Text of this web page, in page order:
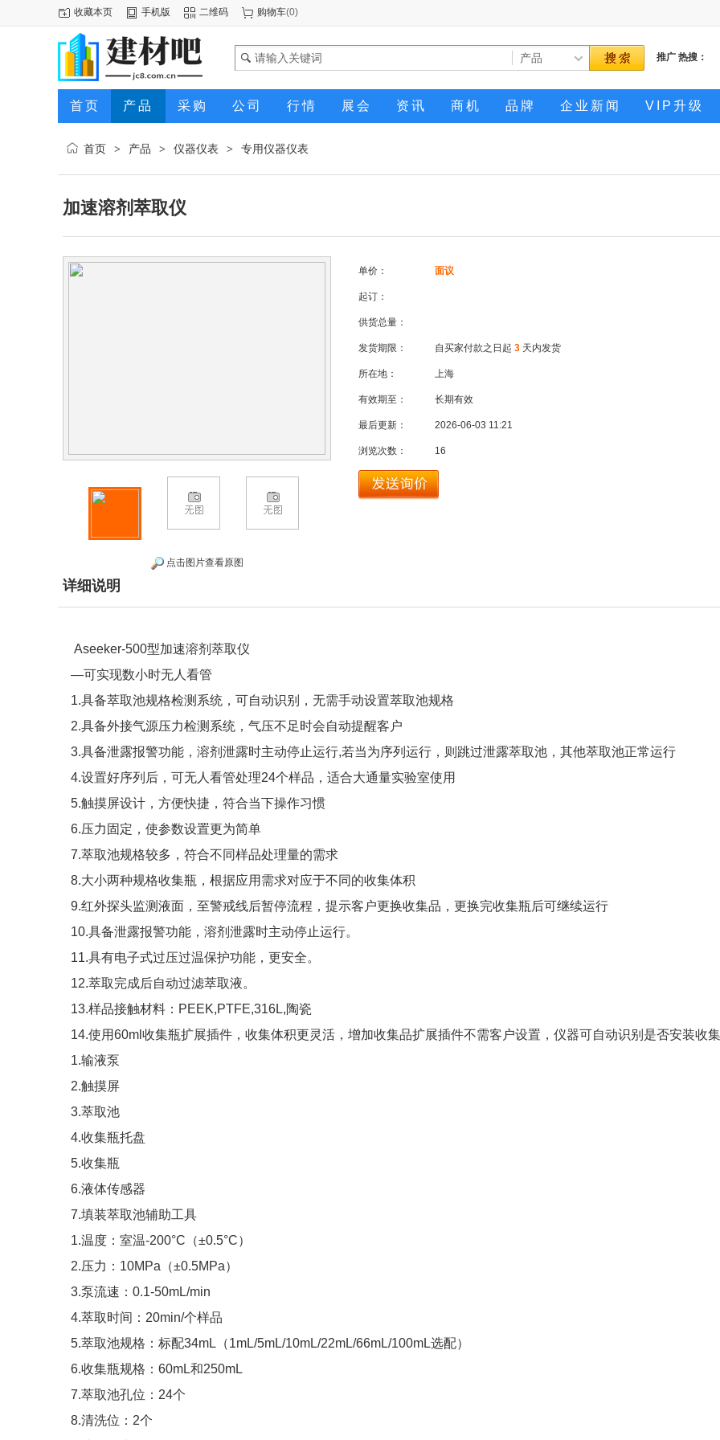
收藏本页 手机版 二维码 购物车(0)
推广 热搜：
首页 产品 采购 公司 行情 展会 资讯 商机 品牌 企业新闻 VIP升级
首页 > 产品 > 仪器仪表 > 专用仪器仪表
加速溶剂萃取仪
点击图片查看原图
单价： 面议
起订：
供货总量：
发货期限： 自买家付款之日起 3 天内发货
所在地： 上海
有效期至： 长期有效
最后更新： 2026-06-03 11:21
浏览次数： 16
详细说明
Aseeker-500型加速溶剂萃取仪
—可实现数小时无人看管
1.具备萃取池规格检测系统，可自动识别，无需手动设置萃取池规格
2.具备外接气源压力检测系统，气压不足时会自动提醒客户
3.具备泄露报警功能，溶剂泄露时主动停止运行,若当为序列运行，则跳过泄露萃取池，其他萃取池正常运行
4.设置好序列后，可无人看管处理24个样品，适合大通量实验室使用
5.触摸屏设计，方便快捷，符合当下操作习惯
6.压力固定，使参数设置更为简单
7.萃取池规格较多，符合不同样品处理量的需求
8.大小两种规格收集瓶，根据应用需求对应于不同的收集体积
9.红外探头监测液面，至警戒线后暂停流程，提示客户更换收集品，更换完收集瓶后可继续运行
10.具备泄露报警功能，溶剂泄露时主动停止运行。
11.具有电子式过压过温保护功能，更安全。
12.萃取完成后自动过滤萃取液。
13.样品接触材料：PEEK,PTFE,316L,陶瓷
14.使用60ml收集瓶扩展插件，收集体积更灵活，增加收集品扩展插件不需客户设置，仪器可自动识别是否安装收
1.输液泵
2.触摸屏
3.萃取池
4.收集瓶托盘
5.收集瓶
6.液体传感器
7.填装萃取池辅助工具
1.温度：室温-200°C（±0.5°C）
2.压力：10MPa（±0.5MPa）
3.泵流速：0.1-50mL/min
4.萃取时间：20min/个样品
5.萃取池规格：标配34mL（1mL/5mL/10mL/22mL/66mL/100mL选配）
6.收集瓶规格：60mL和250mL
7.萃取池孔位：24个
8.清洗位：2个